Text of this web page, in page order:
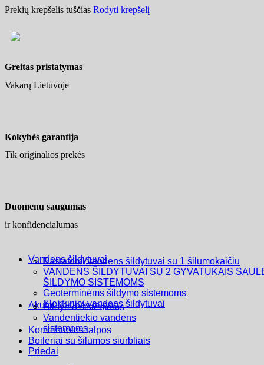
Prekių krepšelis tuščias Rodyti krepšelį
Greitas pristatymas
Vakarų Lietuvoje
Kokybės garantija
Tik originalios prekės
Duomenų saugumas
ir konfidencialumas
Vandens šildytuvai
Pastatomi vandens šildytuvai su 1 šilumokaičiu
VANDENS ŠILDYTUVAI SU 2 GYVATUKAIS
ŠILDYMO SISTEMOMS
Geoterminėms šildymo sistemoms
Elektriniai vandens šildytuvai
Akumuliacinės talpos
Šildymo sistemoms
Vandentiekio vandens
sistemoms
Kombinuotos talpos
Boileriai su šilumos siurbliais
Priedai